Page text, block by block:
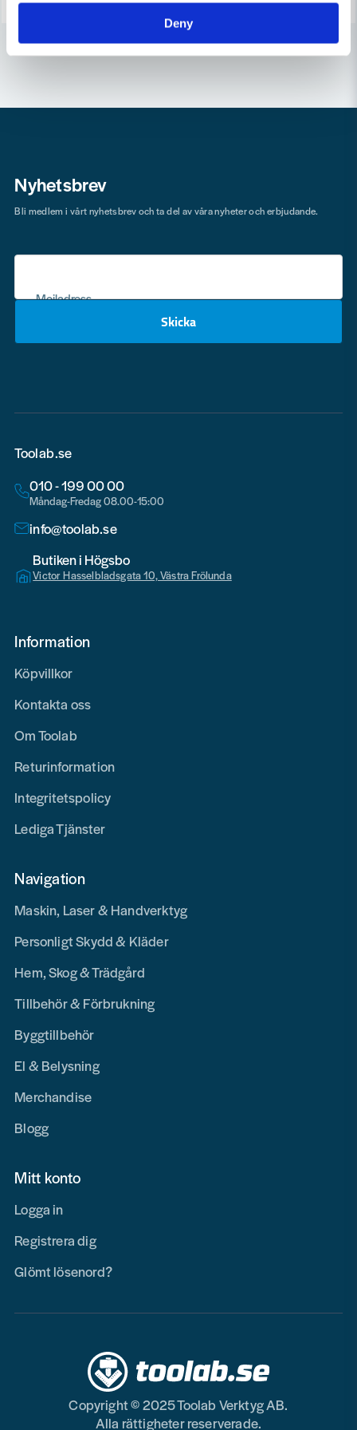
Deny
Nyhetsbrev
Mejladress
Skicka
Bli medlem i vårt nyhetsbrev och ta del av våra nyheter och erbjudande.
Toolab.se
010 - 199 00 00
Måndag-Fredag 08.00-15:00
info@toolab.se
Butiken i Högsbo
Victor Hasselbladsgata 10, Västra Frölunda
Information
Köpvillkor
Kontakta oss
Om Toolab
Returinformation
Integritetspolicy
Lediga Tjänster
Navigation
Maskin, Laser & Handverktyg
Personligt Skydd & Kläder
Hem, Skog & Trädgård
Tillbehör & Förbrukning
Byggtillbehör
El & Belysning
Merchandise
Blogg
Mitt konto
Logga in
Registrera dig
Glömt lösenord?
Copyright © 2025 Toolab Verktyg AB.
Alla rättigheter reserverade.